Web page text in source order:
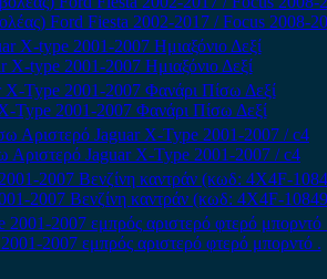
Ford Fiesta 2002-2017 / Focus
X-type 2001-2007 Ημιαξόνιο Δεξί
Type 2001-2007 Φανάρι Πίσω Δεξί
Αριστερό Jaguar X-Type 2001-2007 / c4
2007 Βενζίνη καντράν (κωδ: 4X4F-
2007 εμπρός αριστερό φτερό μπορντό .